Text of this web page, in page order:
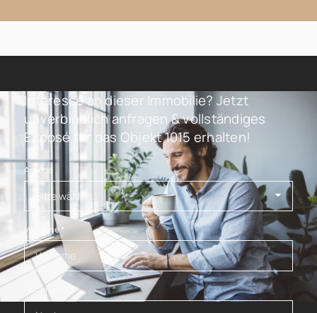
Interesse an dieser Immobilie? Jetzt
unverbindlich anfragen & vollständiges
Exposé für das Objekt 1015 erhalten!
Anrede
Vorname*
Nachname *